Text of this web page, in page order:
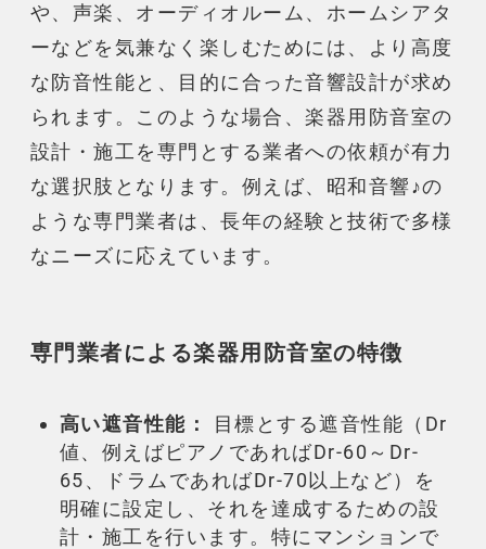
や、声楽、オーディオルーム、ホームシアタ
ーなどを気兼なく楽しむためには、より高度
な防音性能と、目的に合った音響設計が求め
られます。このような場合、楽器用防音室の
設計・施工を専門とする業者への依頼が有力
な選択肢となります。例えば、昭和音響♪の
ような専門業者は、長年の経験と技術で多様
なニーズに応えています。
専門業者による楽器用防音室の特徴
高い遮音性能： 目標とする遮音性能（Dr
値、例えばピアノであればDr-60～Dr-
65、ドラムであればDr-70以上など）を
明確に設定し、それを達成するための設
計・施工を行います。特に マンションで